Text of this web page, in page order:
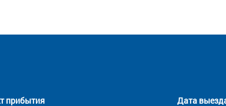
прибытия Дата